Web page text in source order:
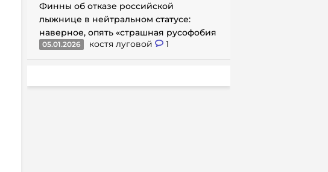
Финны об отказе российской
лыжнице в нейтральном статусе:
наверное, опять «страшная русофобия
05.01.2026 костя луговой 1